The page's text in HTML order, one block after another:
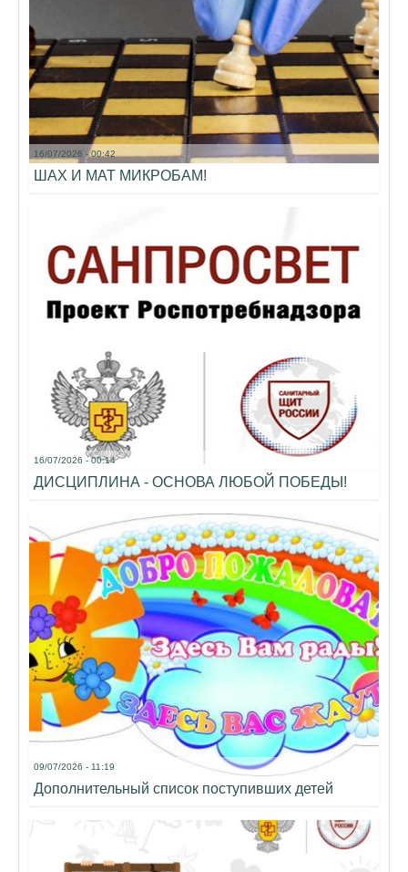
16/07/2026 - 00:42
ШАХ И МАТ МИКРОБАМ!
16/07/2026 - 00:14
ДИСЦИПЛИНА - ОСНОВА ЛЮБОЙ ПОБЕДЫ!
09/07/2026 - 11:19
Дополнительный список поступивших детей